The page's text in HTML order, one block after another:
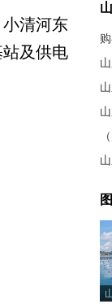
清河东
及供电